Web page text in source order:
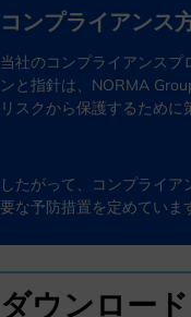
コンプライアンス
当社のコンプライアンスプ
ンと指針は、NORMA
リスクから保護するために
したがって、コンプライ
要な予防措置を定めていま
ダウンロード